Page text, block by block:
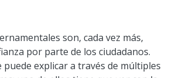
son, cada vez más,
por parte de los ciudadanos.
puede explicar a través de múltiples